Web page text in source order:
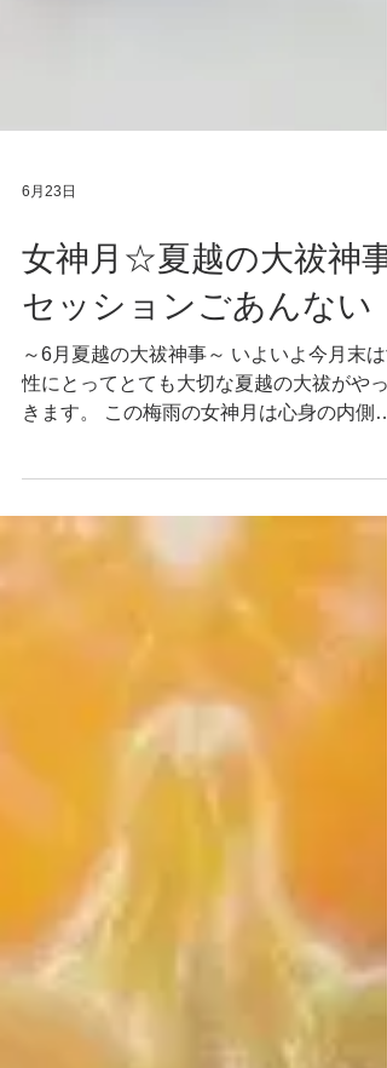
女神月☆夏越の大祓神事
セッションごあんない
～6月夏越の大祓神事～ いよいよ今月末は
性にとってとても大切な夏越の大祓がやっ
流れる古く淀んだ水をすっきりと浄化し、
セットする月です。 新年からちょうど半年
が経過したところで、 とくに女性は水毒で
心身の気が淀み、運命も下がりやすくなる
性たちの気が淀んでしまうと、家庭内や社
や国家のエネルギーがまるごと下がり、繁
しなくなることをよく知っていたからなん
りましたが、 私たちのいのちを動かす全身
の7つのチャクラと、ライトボディにある2
つのチャクラをていねいにディープクレン
ングしつつ、 同時に火のエネルギーで活性
化しながら、全身を水のように流れるflow
回復させる特別なエネルギーワークをして